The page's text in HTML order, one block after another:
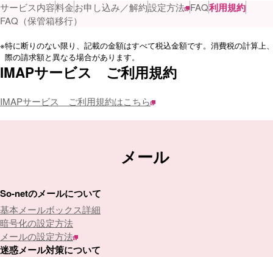
サービス内容料金お申し込み／解約設定方法 FAQ利用規約
FAQ（保管箱移行）
※特に断りのない限り、記載の金額はすべて税込金額です。消費税の計算上
際の請求額と異なる場合があります。
IMAPサービス ご利用規約
IMAPサービス ご利用規約はこちら
メール
So-netのメールについて
基本メールボックス詳細
暗号化の設定方法
メールの設定方法
迷惑メール対策について